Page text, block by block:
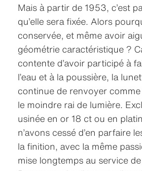
Mais à partir de 1953, c’est
qu’elle sera fixée. Alors
conservée, et même avoir
géométrie caractéristique ?
contente d’avoir participé à
l’eau et à la poussière, la
continue de renvoyer
le moindre rai de lumière.
usinée en or 18 ct ou en
n’avons cessé d’en parfaire
la finition, avec la même
mise longtemps au service